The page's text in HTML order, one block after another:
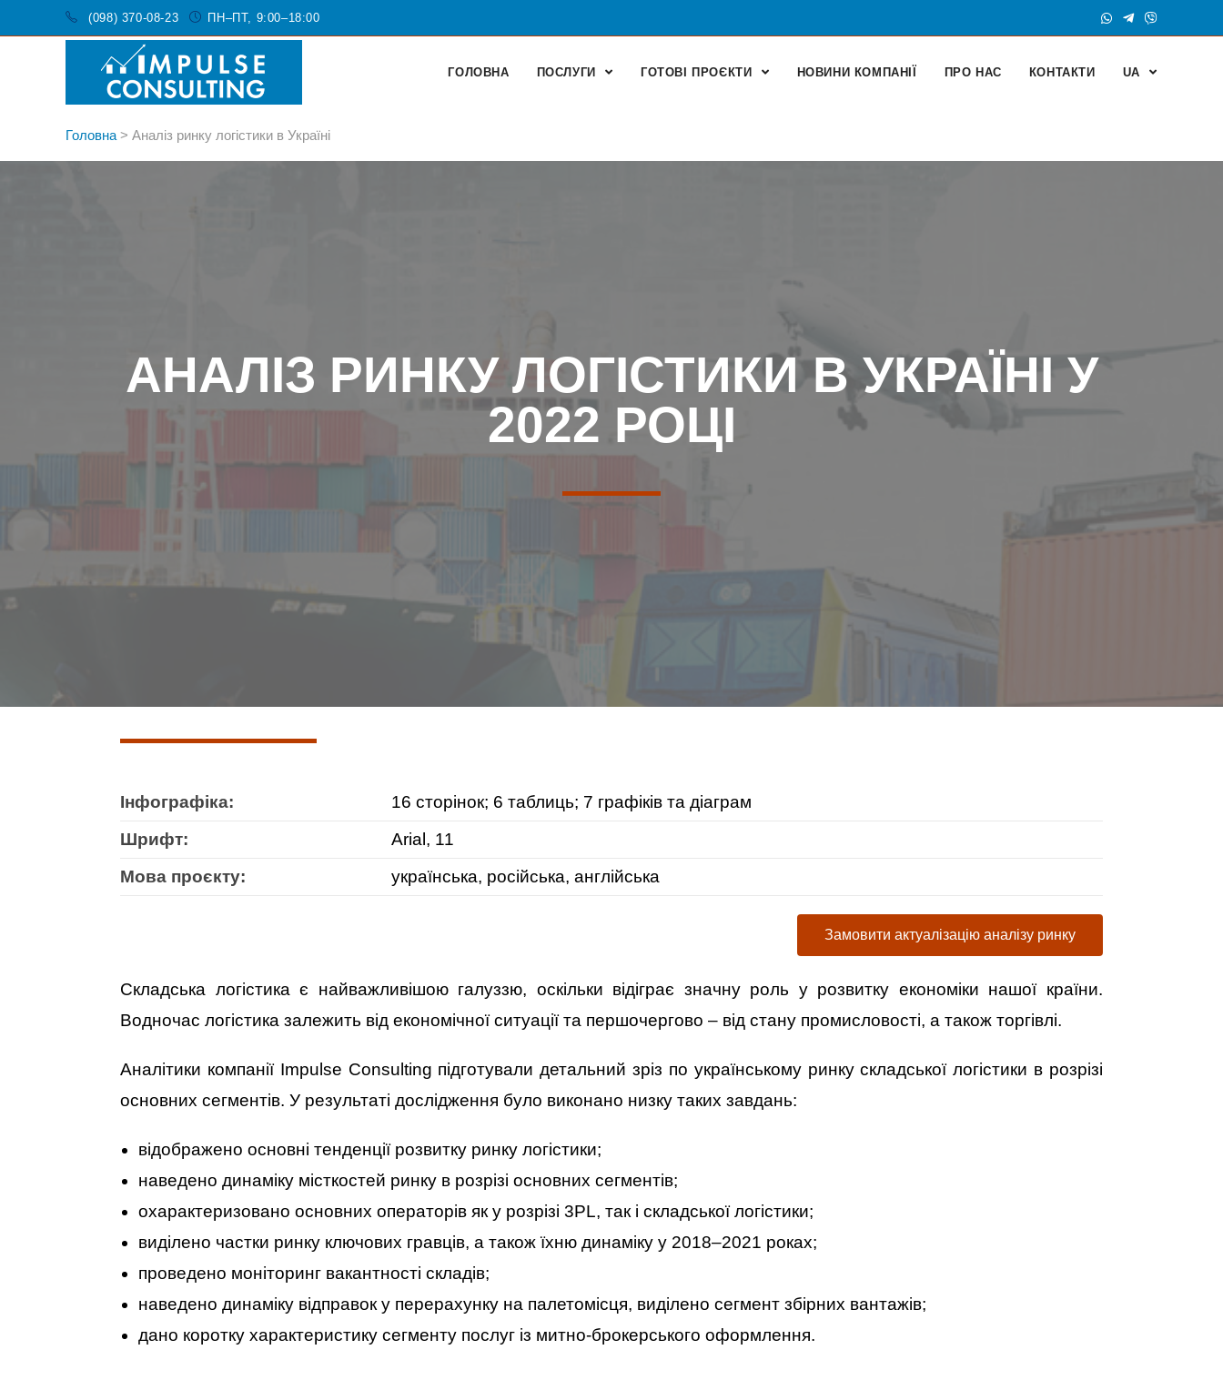
(098) 370-08-23 ПН–ПТ, 9:00–18:00
ГОЛОВНА ПОСЛУГИ ГОТОВІ ПРОЄКТИ НОВИНИ КОМПАНІЇ ПРО НАС КОНТАКТИ UA
Головна > Аналіз ринку логістики в Україні
АНАЛІЗ РИНКУ ЛОГІСТИКИ В УКРАЇНІ У
2022 РОЦІ
Інфографіка:
16 сторінок; 6 таблиць; 7 графіків та діаграм
Шрифт:
Arial, 11
Мова проєкту:
українська, російська, англійська
Замовити актуалізацію аналізу ринку
Складська логістика є найважливішою галуззю, оскільки відіграє значну роль у розвитку економіки нашої країни.
Водночас логістика залежить від економічної ситуації та першочергово – від стану промисловості, а також торгівлі.
Аналітики компанії Impulse Consulting підготували детальний зріз по українському ринку складської логістики в розрізі
основних сегментів. У результаті дослідження було виконано низку таких завдань:
відображено основні тенденції розвитку ринку логістики;
наведено динаміку місткостей ринку в розрізі основних сегментів;
охарактеризовано основних операторів як у розрізі 3PL, так і складської логістики;
виділено частки ринку ключових гравців, а також їхню динаміку у 2018–2021 роках;
проведено моніторинг вакантності складів;
наведено динаміку відправок у перерахунку на палетомісця, виділено сегмент збірних вантажів;
дано коротку характеристику сегменту послуг із митно-брокерського оформлення.